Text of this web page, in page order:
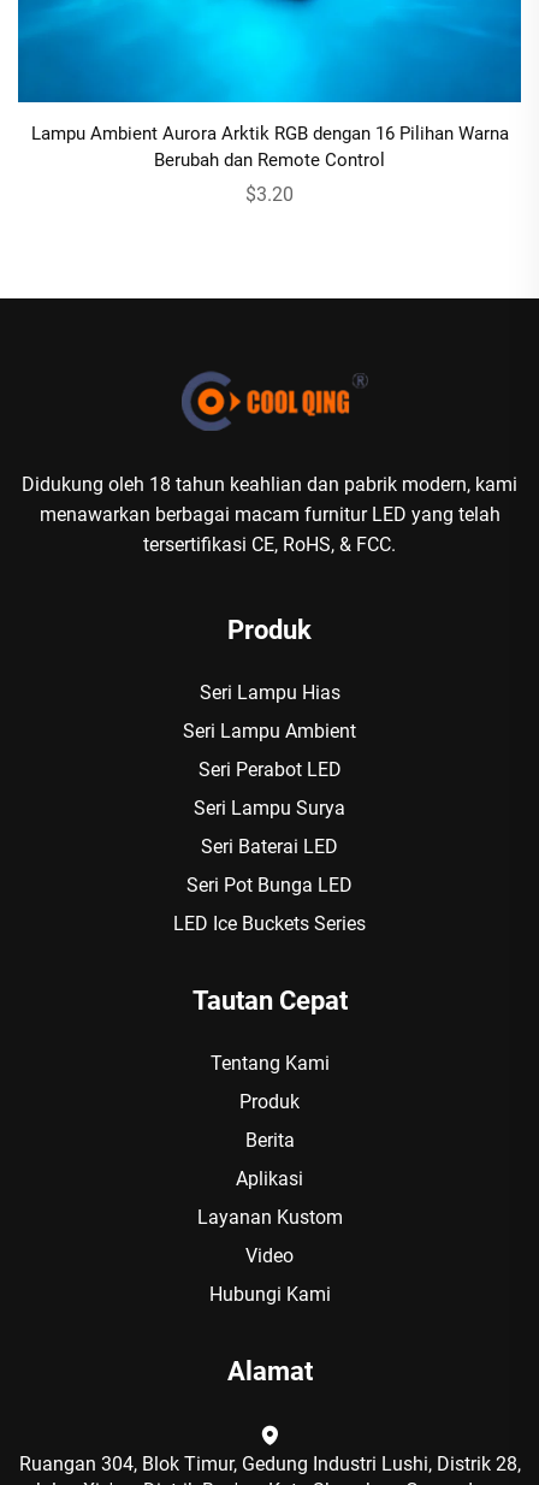
Lampu Ambient Aurora Arktik RGB dengan 16 Pilihan Warna
Berubah dan Remote Control
$3.20
Didukung oleh 18 tahun keahlian dan pabrik modern, kami
menawarkan berbagai macam furnitur LED yang telah
tersertifikasi CE, RoHS, & FCC.
Produk
Seri Lampu Hias
Seri Lampu Ambient
Seri Perabot LED
Seri Lampu Surya
Seri Baterai LED
Seri Pot Bunga LED
LED Ice Buckets Series
Tautan Cepat
Tentang Kami
Produk
Berita
Aplikasi
Layanan Kustom
Video
Hubungi Kami
Alamat
Ruangan 304, Blok Timur, Gedung Industri Lushi, Distrik 28,